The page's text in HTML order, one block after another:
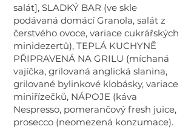
salát], SLADKÝ BAR (ve skle
podávaná domácí Granola, salát z
čerstvého ovoce, variace cukrářských
minidezertů), TEPLÁ KUCHYNĚ
PŘIPRAVENÁ NA GRILU (míchaná
vajíčka, grilovaná anglická slanina,
grilované bylinkové klobásky, variace
miniřízečků, NÁPOJE (káva
Nespresso, pomerančový fresh juice,
prosecco (neomezená konzumace).